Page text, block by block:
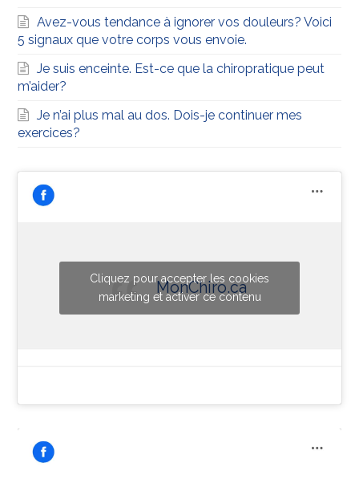
Avez-vous tendance à ignorer vos douleurs? Voici
5 signaux que votre corps vous envoie.
Je suis enceinte. Est-ce que la chiropratique peut
m’aider?
Je n’ai plus mal au dos. Dois-je continuer mes
exercices?
MonChiro.ca
Cliquez pour accepter les cookies
marketing et activer ce contenu